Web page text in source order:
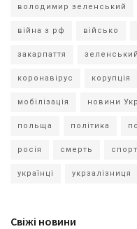
володимир зеленський
війна з рф військо
закарпаття зеленський
коронавірус корупція
мобілізація новини
польща політика
росія смерть спорт
українці укрзалізниця
Свіжі новини